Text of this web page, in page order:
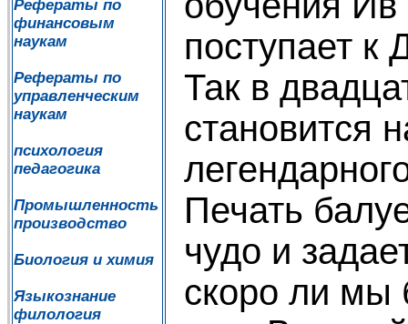
Рефераты по
финансовым
наукам
Рефераты по
управленческим
наукам
психология
педагогика
Промышленность
производство
Биология и химия
Языкознание
филология
поступает
Так в
становится
Печать
чудо и
скоро ли мы